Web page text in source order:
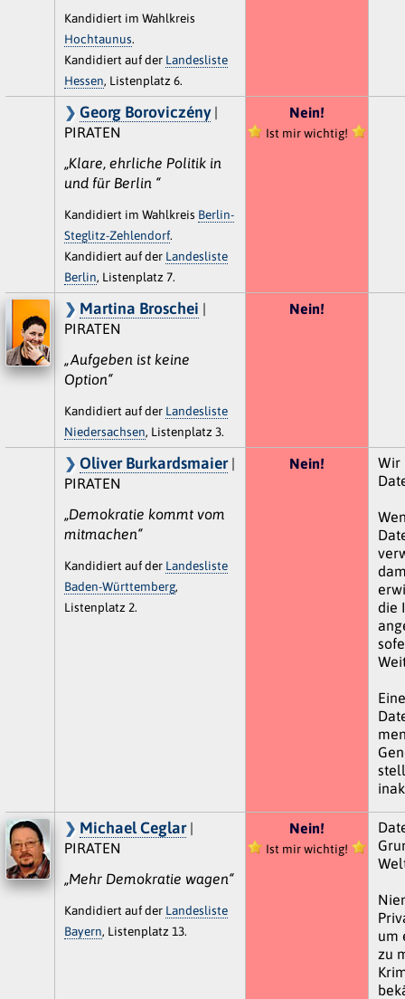
Kandidiert im Wahlkreis
Hochtaunus.
Kandidiert auf der Landesliste
Hessen, Listenplatz 6.
Georg Boroviczény|
PIRATEN
„Klare, ehrliche Politik in
und für Berlin “
Kandidiert im Wahlkreis Berlin-
Steglitz-Zehlendorf.
Kandidiert auf der Landesliste
Berlin, Listenplatz 7.
Nein!
Ist mir wichtig!
Martina Broschei |
PIRATEN
„Aufgeben ist keine
Option“
Kandidiert auf der Landesliste
Niedersachsen, Listenplatz 3.
Nein!
Oliver Burkardsmaier|
PIRATEN
„Demokratie kommt vom
mitmachen“
Kandidiert auf der Landesliste
Baden-Württemberg,
Listenplatz 2.
Nein!
Wir
die
Michael Ceglar|
PIRATEN
„Mehr Demokratie wagen“
Kandidiert auf der Landesliste
Bayern, Listenplatz 13.
Nein!
Ist mir wichtig!
um
zu